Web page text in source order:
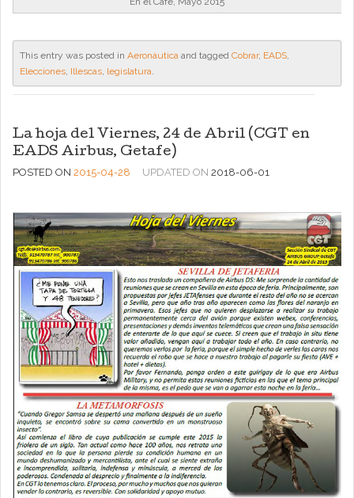
This entry was posted in Aeronáutica and tagged Cobrar, EADS,
Elecciones, Illescas, legislatura.
La hoja del Viernes, 24 de Abril (CGT en
EADS Airbus, Getafe)
POSTED ON 2015-04-28 UPDATED ON 2018-06-01